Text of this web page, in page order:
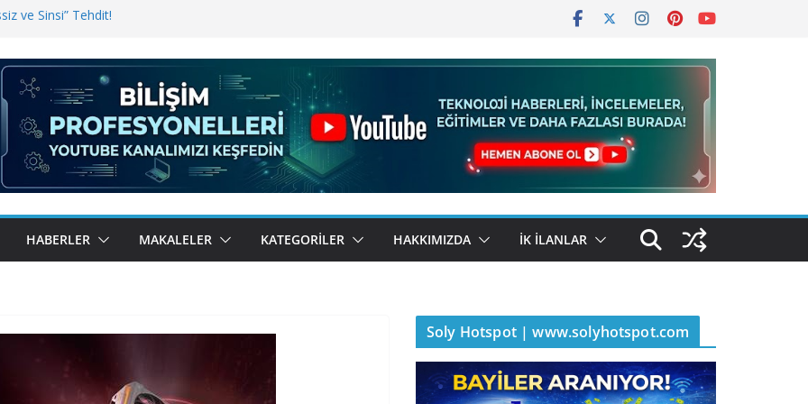
ve Sinsi” Tehdit!
Bugün BulutTahsilat’ta
Kemal Oral Tüm Sorularımızı
HABERLER MAKALELER KATEGORILER HAKKIMIZDA İK İLANLAR
Soly Hotspot | www.solyhotspot.com